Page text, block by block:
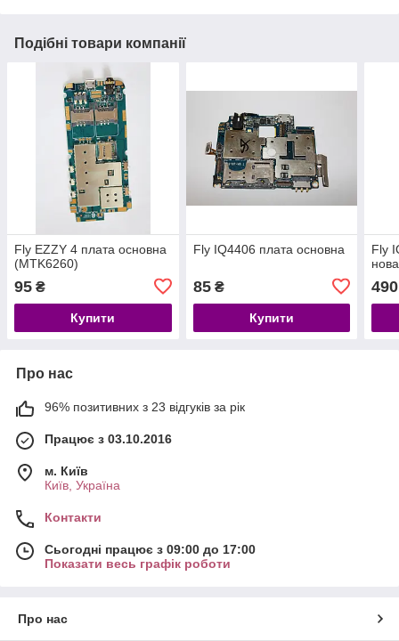
Подібні товари компанії
Fly EZZY 4 плата основна
(MTK6260)
95 ₴
Купити
Fly IQ4406 плата основна
85₴
Купити
Fly
нова
490
Про нас
96% позитивних з 23 відгуків за рік
Працює з 03.10.2016
м. Київ
Київ, Україна
Контакти
Сьогодні працює з 09:00 до 17:00
Показати весь графік роботи
Про нас